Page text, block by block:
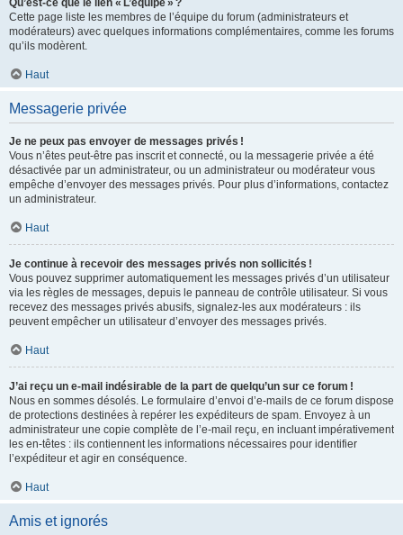
Qu’est-ce que le lien « L’équipe » ?
Cette page liste les membres de l’équipe du forum (administrateurs et
modérateurs) avec quelques informations complémentaires, comme les forums
qu’ils modèrent.
Haut
Messagerie privée
Je ne peux pas envoyer de messages privés !
Vous n’êtes peut-être pas inscrit et connecté, ou la messagerie privée a été
désactivée par un administrateur, ou un administrateur ou modérateur vous
empêche d’envoyer des messages privés. Pour plus d’informations, contactez
un administrateur.
Haut
Je continue à recevoir des messages privés non sollicités !
Vous pouvez supprimer automatiquement les messages privés d’un utilisateur
via les règles de messages, depuis le panneau de contrôle utilisateur. Si vous
recevez des messages privés abusifs, signalez-les aux modérateurs : ils
peuvent empêcher un utilisateur d’envoyer des messages privés.
Haut
J’ai reçu un e-mail indésirable de la part de quelqu’un sur ce forum !
Nous en sommes désolés. Le formulaire d’envoi d’e-mails de ce forum dispose
de protections destinées à repérer les expéditeurs de spam. Envoyez à un
administrateur une copie complète de l’e-mail reçu, en incluant impérativement
les en-têtes : ils contiennent les informations nécessaires pour identifier
l’expéditeur et agir en conséquence.
Haut
Amis et ignorés